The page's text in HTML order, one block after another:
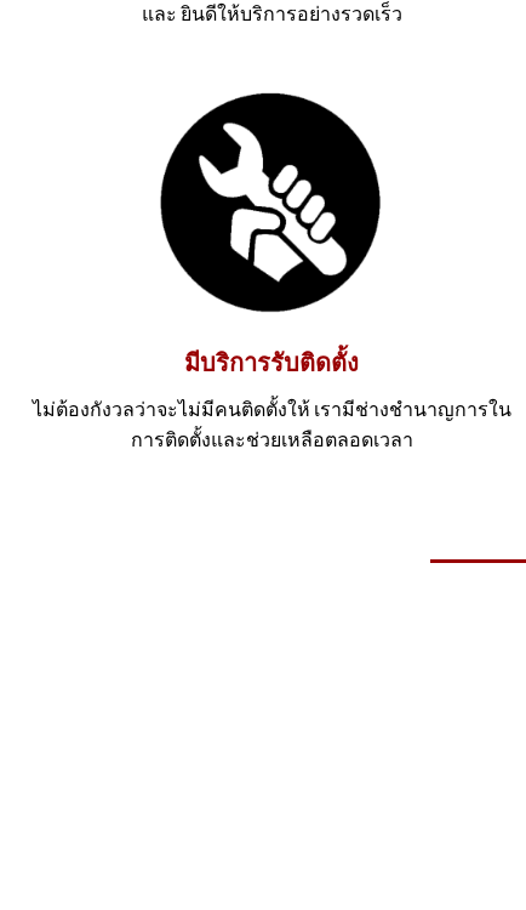
และ ยินดีให้บริการอย่างรวดเร็ว
มีบริการรับติดตั้ง
ไม่ต้องกังวลว่าจะไม่มีคนติดตั้งให้ เรามีช่างชำนาญการใน
การติดตั้งและช่วยเหลือตลอดเวลา